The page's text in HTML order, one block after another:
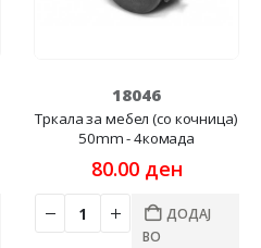
18046
Тркала за мебел (со кочница)
50mm - 4комада
80.00 ден
ДОДАЈ
ВО